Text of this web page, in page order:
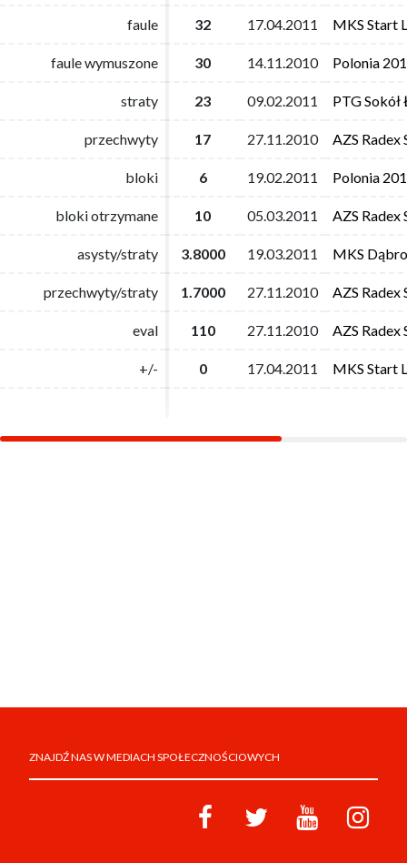
faule 32 17.04.2011 MKS Start
faule wymuszone 30 14.11.2010 Polonia
straty 23 09.02.2011 PTG Sokół
przechwyty 17 27.11.2010 AZS Radex
bloki 6 19.02.2011 Polonia
bloki otrzymane 10 05.03.2011 AZS Radex
asysty/straty 3.8000 19.03.2011 MKS
przechwyty/straty 1.7000 27.11.2010 AZS Radex
eval 110 27.11.2010 AZS Radex
+/- 0 17.04.2011 MKS Start
faule 32 17.04.2011 MKS Start
faule wymuszone 30 14.11.2010 Polonia
straty 23 09.02.2011 PTG Sokół
przechwyty 17 27.11.2010 AZS Radex
bloki 6 19.02.2011 Polonia
bloki otrzymane 10 05.03.2011 AZS Radex
asysty/straty 3.8000 19.03.2011 MKS
przechwyty/straty 1.7000 27.11.2010 AZS Radex
eval 110 27.11.2010 AZS Radex
+/- 0 17.04.2011 MKS Start
ZNAJDŹ NAS W MEDIACH SPOŁECZNOŚCIOWYCH